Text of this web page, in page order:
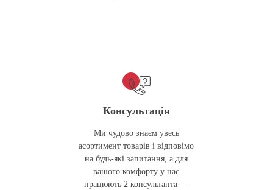
Консультація
Ми чудово знаєм увесь
асортимент товарів і відповімо
на будь-які запитання, а для
вашого комфорту у нас
працюють 2 консультанта —